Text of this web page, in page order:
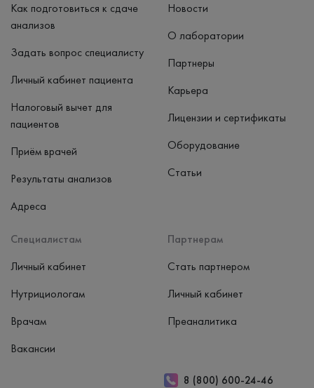
Как подготовиться к сдаче
анализов
Задать вопрос специалисту
Личный кабинет пациента
Налоговый вычет для
пациентов
Приём врачей
Результаты анализов
Адреса
Специалистам
Личный кабинет
Нутрициологам
Врачам
Вакансии
Партнерам
Стать партнером
Личный кабинет
Преаналитика
Новости
О лаборатории
Партнеры
Карьера
Лицензии и сертификаты
Оборудование
Статьи
8 (800) 600-24-46